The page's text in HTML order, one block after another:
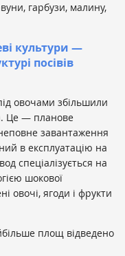
гарбузи, малину,
культури —
посівів
овочами збільшили
Це — планове
завантаження
в експлуатацію на
спеціалізується на
шокової
овочі, ягоди і фрукти
площ відведено